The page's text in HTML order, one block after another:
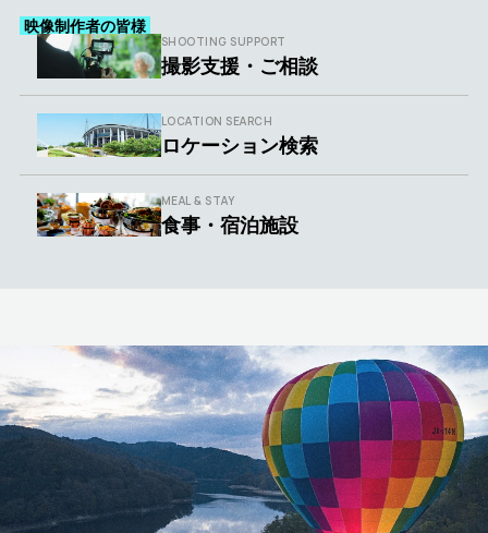
映像制作者の皆様
SHOOTING SUPPORT
撮影支援・ご相談
LOCATION SEARCH
ロケーション検索
MEAL & STAY
食事・宿泊施設